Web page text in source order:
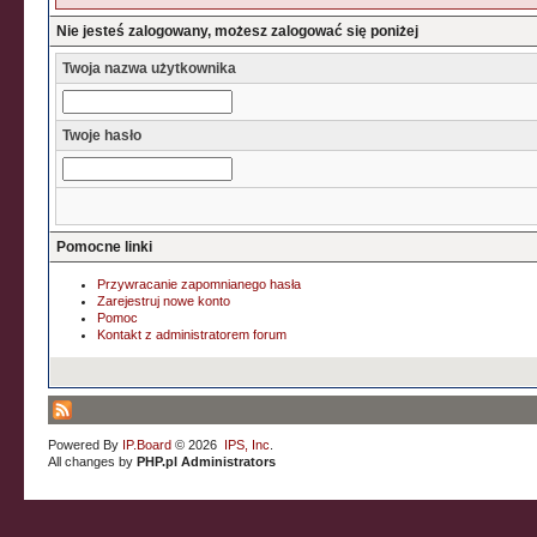
Nie jesteś zalogowany, możesz zalogować się poniżej
Twoja nazwa użytkownika
Twoje hasło
Pomocne linki
Przywracanie zapomnianego hasła
Zarejestruj nowe konto
Pomoc
Kontakt z administratorem forum
Powered By IP.Board © 2026 IPS, Inc
All changes byPHP.pl Administrators